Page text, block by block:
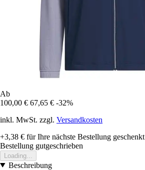
Ab
100,00 € 67,65 € -32%
inkl. MwSt. zzgl. Versandkosten
+3,38 € für Ihre nächste Bestellung geschenkt
Bestellung gutgeschrieben
Loading...
Beschreibung